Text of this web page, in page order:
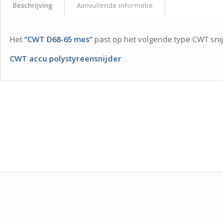
Beschrijving Aanvullende informatie
Het“CWT D68-65 mes” past op het volgende type CWT
CWT accu polystyreensnijder